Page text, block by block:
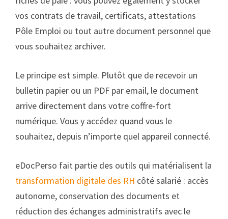
vos contrats de travail, certificats, attestations
Pôle Emploi ou tout autre document personnel que
vous souhaitez archiver.
Le principe est simple. Plutôt que de recevoir un
bulletin papier ou un PDF par email, le document
arrive directement dans votre coffre-fort
numérique. Vous y accédez quand vous le
souhaitez, depuis n’importe quel appareil connecté.
eDocPerso fait partie des outils qui matérialisent la
transformation digitale des RH côté salarié : accès
autonome, conservation des documents et
réduction des échanges administratifs avec le